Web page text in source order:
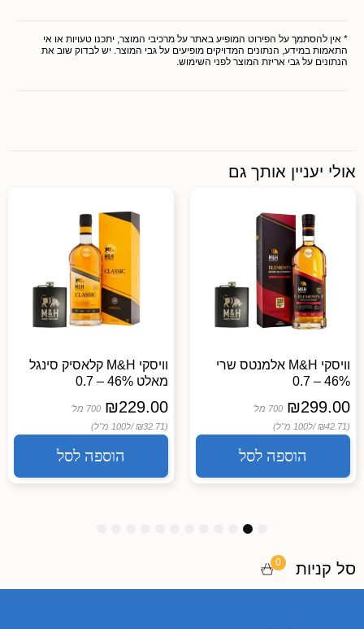
* אין להסתמך על הפירוט המופיע באתר על מרכיבי המוצר, יתכנו טעויות או אי
התאמות במידע, הנתונים המדויקים מופיעים על גבי המוצר. יש לבדוק שוב את
הנתונים על גבי אריזת המוצר לפני השימוש.
אולי יעניין אותך גם
וויסקי M&H אלמנטס שרי
46% – 0.7
₪299.00
700 מל'
(₪42.71 /
ל100 מ"ל)
הוספה לסל
וויסקי M&H קלאסיק סינגל
מאלט 46% – 0.7
₪229.00
700 מל'
(₪32.71 /
ל100 מ"ל)
הוספה לסל
סל קניות 0